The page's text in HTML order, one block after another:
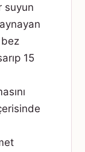
suyun
15